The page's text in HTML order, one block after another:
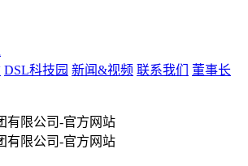
DSL科技园 新闻&视频 联系我们
董事长